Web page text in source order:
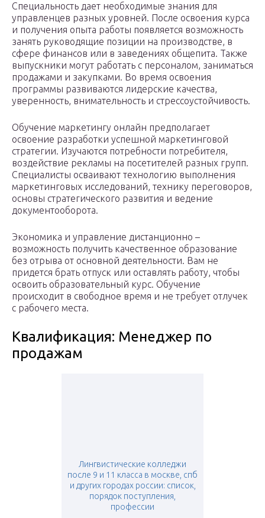
Специальность дает необходимые знания для
управленцев разных уровней. После освоения курса
и получения опыта работы появляется возможность
занять руководящие позиции на производстве, в
сфере финансов или в заведениях общепита. Также
выпускники могут работать с персоналом, заниматься
продажами и закупками. Во время освоения
программы развиваются лидерские качества,
уверенность, внимательность и стрессоустойчивость.
Обучение маркетингу онлайн предполагает
освоение разработки успешной маркетинговой
стратегии. Изучаются потребности потребителя,
воздействие рекламы на посетителей разных групп.
Специалисты осваивают технологию выполнения
маркетинговых исследований, технику переговоров,
основы стратегического развития и ведение
документооборота.
Экономика и управление дистанционно –
возможность получить качественное образование
без отрыва от основной деятельности. Вам не
придется брать отпуск или оставлять работу, чтобы
освоить образовательный курс. Обучение
происходит в свободное время и не требует отлучек
с рабочего места.
Квалификация: Менеджер по
продажам
Лингвистические колледжи
после 9 и 11 класса в москве, спб
и других городах россии: список,
порядок поступления,
профессии